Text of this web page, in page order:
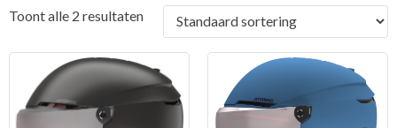
Toont alle 2 resultaten